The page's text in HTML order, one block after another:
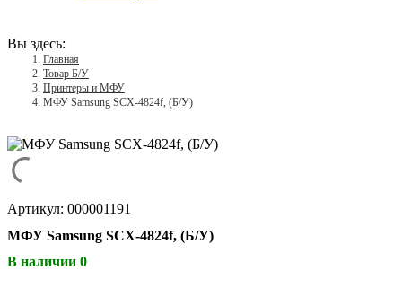
Вы здесь:
Главная
Товар Б/У
Принтеры и МФУ
МФУ Samsung SCX-4824f, (Б/У)
Артикул: 000001191
МФУ Samsung SCX-4824f, (Б/У)
В наличии 0